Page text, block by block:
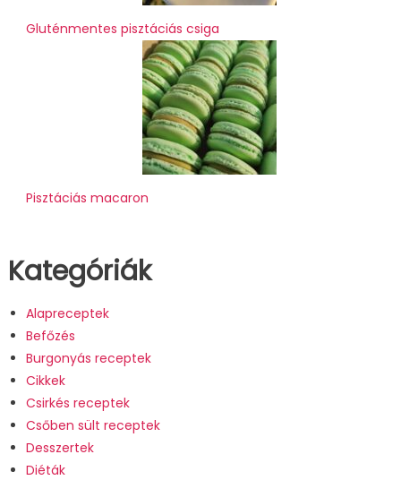
Gluténmentes pisztáciás csiga
Pisztáciás macaron
Kategóriák
Alapreceptek
Befőzés
Burgonyás receptek
Cikkek
Csirkés receptek
Csőben sült receptek
Desszertek
Diéták